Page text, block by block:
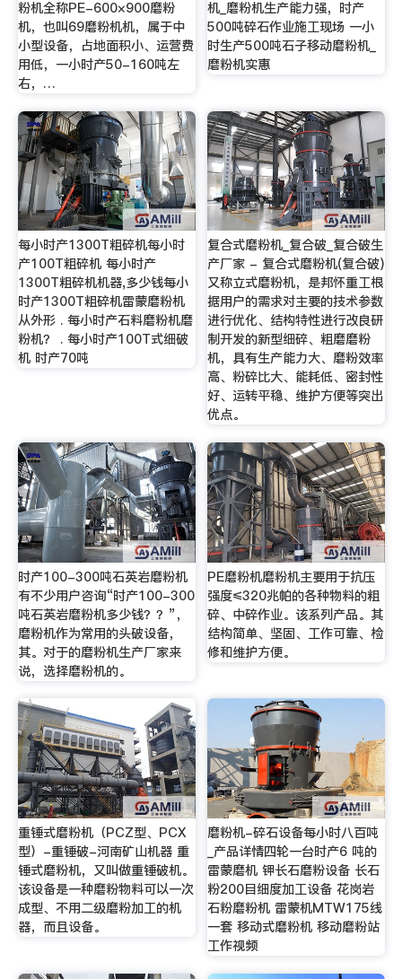
粉机全称PE-600×900磨粉
机，也叫69磨粉机机，属于中
小型设备，占地面积小、运营费
用低，一小时产50-160吨左
右，…
机_磨粉机生产能力强，时产
500吨碎石作业施工现场 一小
时生产500吨石子移动磨粉机_
磨粉机实惠
每小时产1300T粗碎机每小时
产100T粗碎机 每小时产
1300T粗碎机机器,多少钱每小
时产1300T粗碎机雷蒙磨粉机
从外形 . 每小时产石料磨粉机磨
粉机？ . 每小时产100T式细破
机 时产70吨
复合式磨粉机_复合破_复合破生
产厂家 - 复合式磨粉机(复合破)
又称立式磨粉机，是邦怀重工根
据用户的需求对主要的技术参数
进行优化、结构特性进行改良研
制开发的新型细碎、粗磨磨粉
机，具有生产能力大、磨粉效率
高、粉碎比大、能耗低、密封性
好、运转平稳、维护方便等突出
优点。
时产100-300吨石英岩磨粉机
有不少用户咨询“时产100-300
吨石英岩磨粉机多少钱？？”，
磨粉机作为常用的头破设备，
其。对于的磨粉机生产厂家来
说，选择磨粉机的。
PE磨粉机磨粉机主要用于抗压
强度≤320兆帕的各种物料的粗
碎、中碎作业。该系列产品。其
结构简单、坚固、工作可靠、检
修和维护方便。
重锤式磨粉机（PCZ型、PCX
型）-重锤破-河南矿山机器 重
锤式磨粉机，又叫做重锤破机。
该设备是一种磨粉物料可以一次
成型、不用二级磨粉加工的机
器，而且设备。
磨粉机-碎石设备每小时八百吨
_产品详情四轮一台时产6 吨的
雷蒙磨机 钾长石磨粉设备 长石
粉200目细度加工设备 花岗岩
石粉磨粉机 雷蒙机MTW175线
一套 移动式磨粉机 移动磨粉站
工作视频